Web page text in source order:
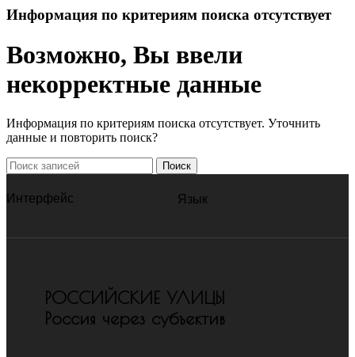
Информация по критериям поиска отсутствует
Возможно, Вы ввели
некорректные данные
Информация по критериям поиска отсутствует. Уточнить
данные и повторить поиск?
Поиск
Интерфейс Язык
РОССИЙСКИЕ УЛИЦЫ
Россия через субъектив